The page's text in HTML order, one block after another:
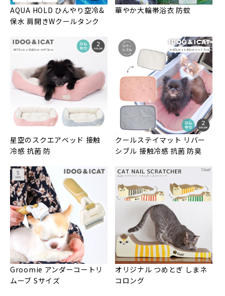
AQUA HOLD ひんやり空冷&
保水 肩開きWクールタンク
華やか大輪帯浴衣 防蚊
星空のスクエアベッド 接触
冷感 抗菌 防
クールステイマット リバー
シブル 接触冷感 抗菌 防臭
Groomie アンダーコートリ
ムーブ Sサイズ
オリジナル つめとぎ しまネ
コロング